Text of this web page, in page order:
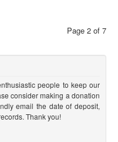
Page 2 of 7
people to keep our
consider making a donation
email the date of deposit,
Thank you!